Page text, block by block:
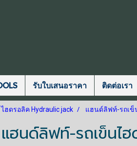
รับใบเสนอราคา ติดต่อเรา
ฮดรอลิค Hydraulic jack แฮนด์ลิฟท์-รถเข็
แฮนด์ลิฟท์-รถเข็นไ